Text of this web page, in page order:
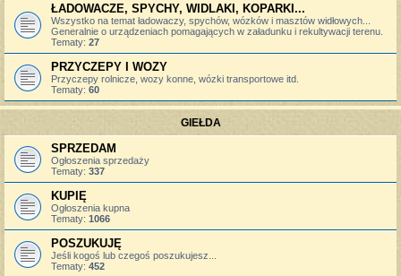
ŁADOWACZE, SPYCHY, WIDLAKI, KOPARKI...
Wszystko na temat ładowaczy, spychów, wózków i masztów widłowych...
Generalnie o urządzeniach pomagających w załadunku i rekultywacji terenu.
Tematy: 27
PRZYCZEPY I WOZY
Przyczepy rolnicze, wozy konne, wózki transportowe itd.
Tematy: 60
GIEŁDA
SPRZEDAM
Ogłoszenia sprzedaży
Tematy: 337
KUPIĘ
Ogłoszenia kupna
Tematy: 1066
POSZUKUJĘ
Jeśli kogoś lub czegoś poszukujesz...
Tematy: 452